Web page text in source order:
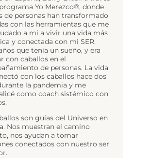
Yo Merezco®, donde
de personas han transformado
con las herramientas que me
a mi a vivir una vida más
y conectada con mi SER.
que tenía un sueño, y era
con caballos en el
de personas. La vida
con los caballos hace dos
la pandemia y me
como coach sistémico con
son guías del Universo en
Nos muestran el camino
nos ayudan a tomar
conectados con nuestro ser